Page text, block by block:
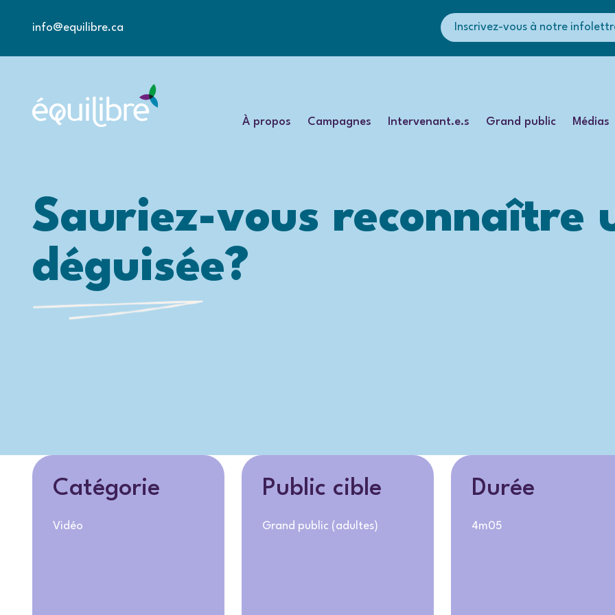
info@equilibre.ca Inscrivez-vous à notre
À propos Campagnes Intervenant.e.s Grand public Médias
Sauriez-vous reconnaître
déguisée?
Catégorie
Vidéo
Public cible
Grand public (adultes)
Durée
4m05